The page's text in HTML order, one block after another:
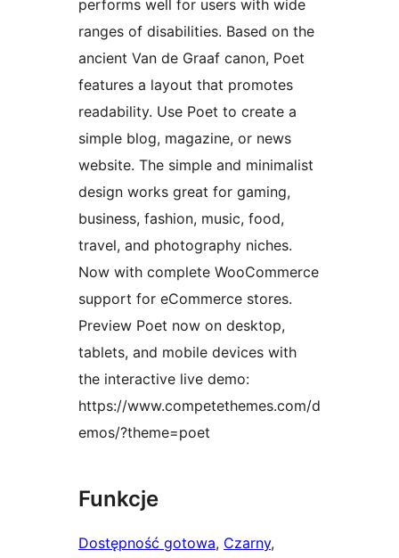
performs well for users with wide
ranges of disabilities. Based on the
ancient Van de Graaf canon, Poet
features a layout that promotes
readability. Use Poet to create a
simple blog, magazine, or news
website. The simple and minimalist
design works great for gaming,
business, fashion, music, food,
travel, and photography niches.
Now with complete WooCommerce
support for eCommerce stores.
Preview Poet now on desktop,
tablets, and mobile devices with
the interactive live demo:
https://www.competethemes.com/d
emos/?theme=poet
Funkcje
Dostępność gotowa, Czarny